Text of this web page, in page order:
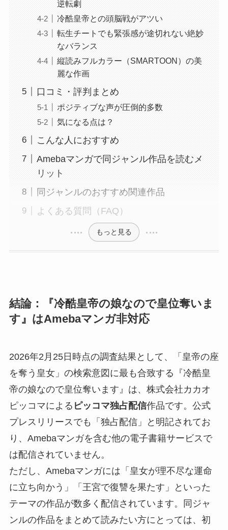
逆転劇
冷酷皇帝との頭脳戦がアツい
転生チートでも緊張感が途切れない絶妙
なバランス
縦読みフルカラー（SMARTOON）の美
麗な作画
口コミ・評判まとめ
ポジティブな声が圧倒的多数
気になる点は？
こんな人におすすめ
Amebaマンガで同ジャンル作品を読むメ
リット
同ジャンルのおすすめ関連作品
よくある質問（FAQ）
もっと見る
結論：『冷酷皇帝の娘なので皇位奪いま
す』はAmebaマンガ非対応
2026年2月25日時点の調査結果として、「皇帝の座
を奪う皇女」の検索意図に最も合致する『冷酷皇
帝の娘なので皇位奪います』は、株式会社カカオ
ピッコマによる ピッコマ独占配信作品です。公式
プレスリリースでも「独占配信」と明記されてお
り、Amebaマンガを含む他の電子書籍サービスで
は配信されていません。
ただし、Amebaマンガには「皇女が理不尽な運命
に立ち向かう」「王宮で復讐を果たす」といった
テーマの作品が数多く配信されています。同ジャ
ンルの作品をまとめて読みたい方にとっては、初